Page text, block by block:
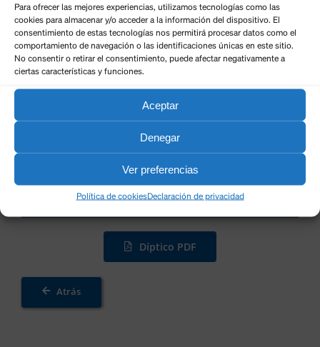
Para ofrecer las mejores experiencias, utilizamos tecnologías como las
cookies para almacenar y/o acceder a la información del dispositivo. El
consentimiento de estas tecnologías nos permitirá procesar datos como el
comportamiento de navegación o las identificaciones únicas en este sitio.
No consentir o retirar el consentimiento, puede afectar negativamente a
ciertas características y funciones.
Aceptar
Denegar
Ver preferencias
Política de cookiesDeclaración de privacidad
Díptico PDF
Atrás